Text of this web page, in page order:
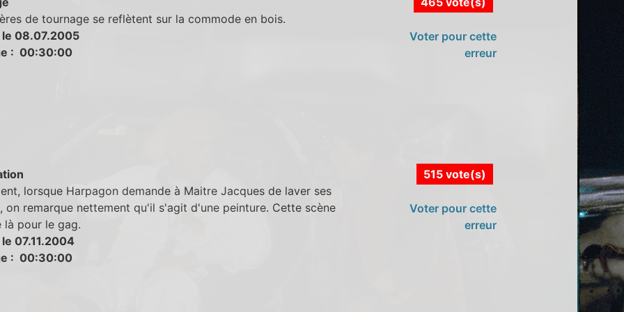
de tournage se reflètent sur la commode en bois.
08.07.2005
: 00:30:00
Voter pour cette
erreur
lorsque Harpagon demande à Maitre Jacques de laver ses
on remarque nettement qu'il s'agit d'une peinture. Cette scène
pour le gag.
07.11.2004
: 00:30:00
515 vote(s)
Voter pour cette
erreur